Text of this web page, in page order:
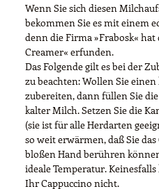
Wenn Sie sich diesen
bekommen Sie es mit einem
denn die Firma »Frabosk« hat
Creamer« erfunden.
Das Folgende gilt es bei der
zu beachten: Wollen Sie
zubereiten, dann füllen Sie
kalter Milch. Setzen Sie die
(sie ist für alle Herdarten
so weit erwärmen, daß Sie
bloßen Hand berühren
ideale Temperatur.
Ihr Cappuccino nicht.